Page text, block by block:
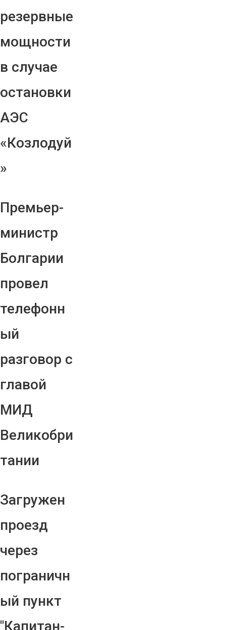
резервные
мощности
в случае
остановки
АЭС
«Козлодуй
»
Премьер-
министр
Болгарии
провел
телефонн
ый
разговор с
главой
МИД
Великобри
тании
Загружен
проезд
через
пограничн
ый пункт
"Капитан-